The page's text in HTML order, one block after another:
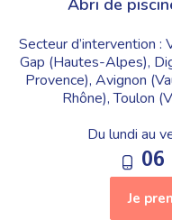
Abri de
Secteur d’intervention :
Gap (Hautes-Alpes),
Provence), Avignon
Rhône), Toulon
Du lundi au
06
Je